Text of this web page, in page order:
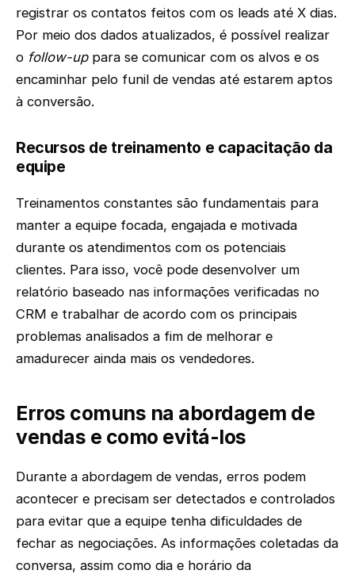
registrar os contatos feitos com os leads até X dias.
Por meio dos dados atualizados, é possível realizar
o follow-uppara se comunicar com os alvos e os
encaminhar pelo funil de vendas até estarem aptos
à conversão.
Recursos de treinamento e capacitação da
equipe
Treinamentos constantes são fundamentais para
manter a equipe focada, engajada e motivada
durante os atendimentos com os potenciais
clientes. Para isso, você pode desenvolver um
relatório baseado nas informações verificadas no
CRM e trabalhar de acordo com os principais
problemas analisados a fim de melhorar e
amadurecer ainda mais os vendedores.
Erros comuns na abordagem de
vendas e como evitá-los
Durante a abordagem de vendas, erros podem
acontecer e precisam ser detectados e controlados
para evitar que a equipe tenha dificuldades de
fechar as negociações. As informações coletadas da
conversa, assim como dia e horário da